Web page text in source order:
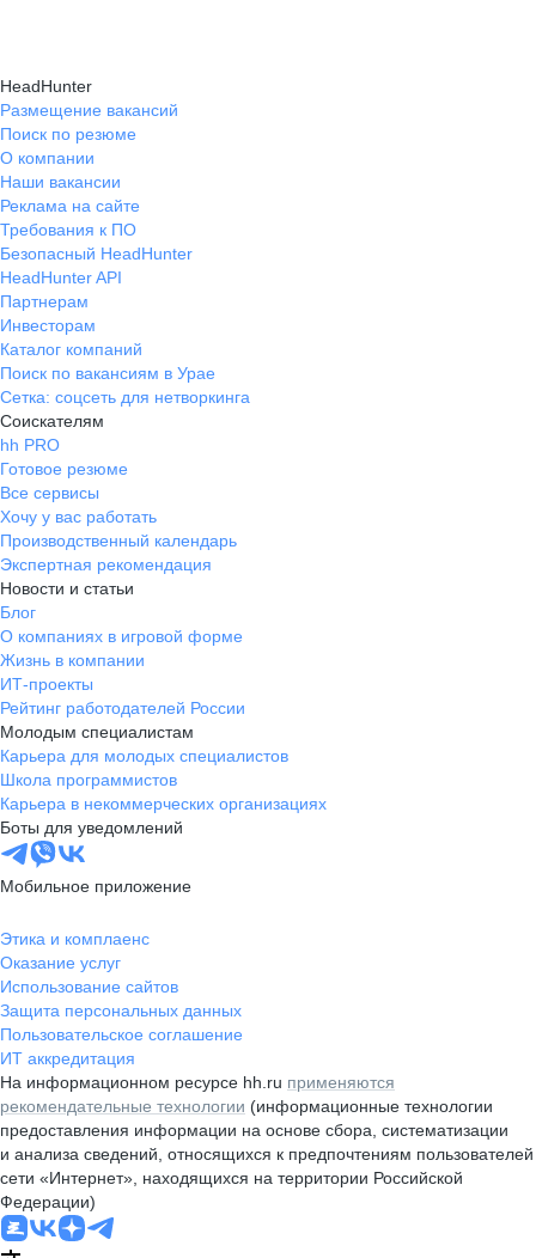
HeadHunter
Размещение вакансий
Поиск по резюме
О компании
Наши вакансии
Реклама на сайте
Требования к ПО
Безопасный HeadHunter
HeadHunter API
Партнерам
Инвесторам
Каталог компаний
Поиск по вакансиям в Урае
Сетка: соцсеть для нетворкинга
Соискателям
hh PRO
Готовое резюме
Все сервисы
Хочу у вас работать
Производственный календарь
Экспертная рекомендация
Новости и статьи
Блог
О компаниях в игровой форме
Жизнь в компании
ИТ-проекты
Рейтинг работодателей России
Молодым специалистам
Карьера для молодых специалистов
Школа программистов
Карьера в некоммерческих организациях
Боты для уведомлений
Мобильное приложение
Этика и комплаенс
Оказание услуг
Использование сайтов
Защита персональных данных
Пользовательское соглашение
ИТ аккредитация
На информационном ресурсе hh.ru применяются
рекомендательные технологии (информационные технологии
предоставления информации на основе сбора, систематизации
и анализа сведений, относящихся к предпочтениям пользователей
сети «Интернет», находящихся на территории Российской
Федерации)